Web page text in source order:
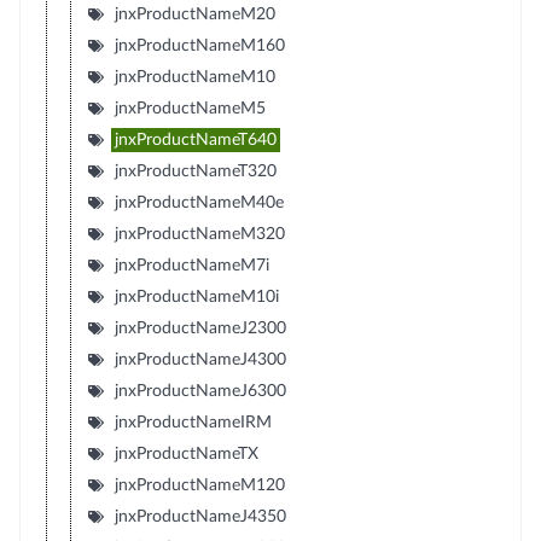
jnxProductNameM20
jnxProductNameM160
jnxProductNameM10
jnxProductNameM5
jnxProductNameT640
jnxProductNameT320
jnxProductNameM40e
jnxProductNameM320
jnxProductNameM7i
jnxProductNameM10i
jnxProductNameJ2300
jnxProductNameJ4300
jnxProductNameJ6300
jnxProductNameIRM
jnxProductNameTX
jnxProductNameM120
jnxProductNameJ4350